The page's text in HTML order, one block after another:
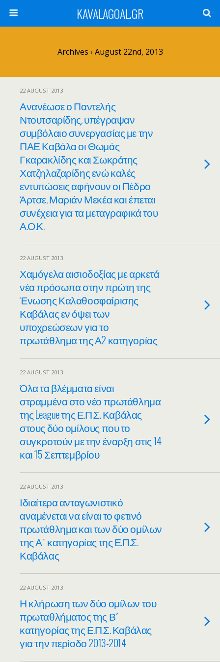
KAVALAGOAL.GR
Archives › August 22nd, 2013
22 AUGUST 2013
Ανανέωσε ο Παντελής
Ντουτσαρίδης, υπέγραψαν
συμβόλαιο συνεργασίας με την
ΠΑΕ Καβάλα οι Θωμάς
Γκαρακλίδης και Σωκράτης
Χατζηλαζαρίδης ενώ καλές
εντυπώσεις αφήνουν οι Πέδρο
Άρτσε, Μαριάν Μεκέα και έπεται
συνέχεια για τα μεταγραφικά του
Α.Ο.Κ.
22 AUGUST 2013
Χαμόγελα αισιοδοξίας με αρκετά
νέα πρόσωπα στην πρώτη της
Ένωσης Καλαθοσφαίρισης
Καβάλας εν όψει των
υποχρεώσεων για το
πρωτάθλημα της Α2 κατηγορίας
22 AUGUST 2013
Όλα τα βλέμματα είναι
στραμμένα στο νέο πρωτάθλημα
της League της Ε.Π.Σ. Καβάλας
στους δύο ομίλους που το
συγκροτούν με την έναρξη στις 14
και 15 Σεπτεμβρίου
22 AUGUST 2013
Ιδιαίτερα ανταγωνιστικό
αναμένεται να είναι το φετινό
πρωτάθλημα και των δύο ομίλων
της Α΄ κατηγορίας της Ε.Π.Σ.
Καβάλας
22 AUGUST 2013
Η κλήρωση των δύο ομίλων του
πρωταθλήματος της Β΄
κατηγορίας της Ε.Π.Σ. Καβάλας
για την περίοδο 2013-2014